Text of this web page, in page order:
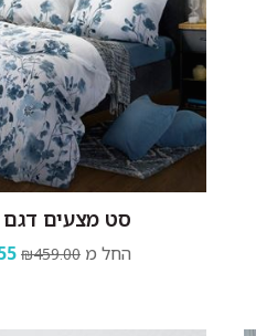
סט מצעים דגם
החל מ ₪459.00